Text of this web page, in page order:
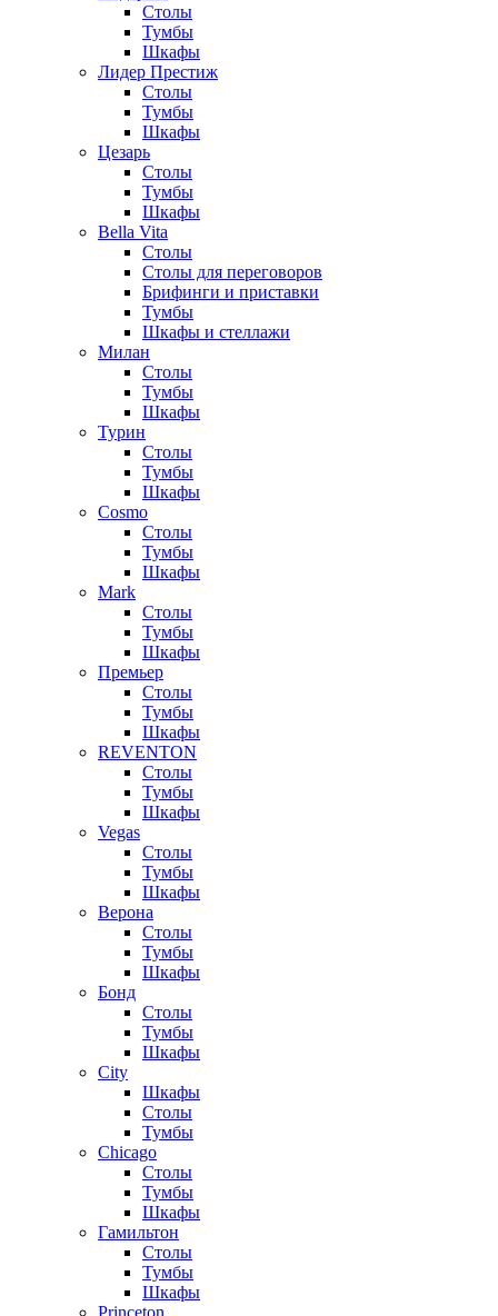
Столы
Тумбы
Шкафы
Лидер Престиж
Столы
Тумбы
Шкафы
Цезарь
Столы
Тумбы
Шкафы
Bella Vita
Столы
Столы для переговоров
Брифинги и приставки
Тумбы
Шкафы и стеллажи
Милан
Столы
Тумбы
Шкафы
Турин
Столы
Тумбы
Шкафы
Cosmo
Столы
Тумбы
Шкафы
Mark
Столы
Тумбы
Шкафы
Премьер
Столы
Тумбы
Шкафы
REVENTON
Столы
Тумбы
Шкафы
Vegas
Столы
Тумбы
Шкафы
Верона
Столы
Тумбы
Шкафы
Бонд
Столы
Тумбы
Шкафы
City
Шкафы
Столы
Тумбы
Chicago
Столы
Тумбы
Шкафы
Гамильтон
Столы
Тумбы
Шкафы